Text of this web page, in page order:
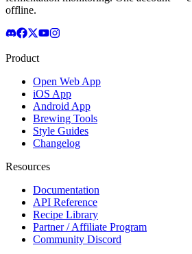
offline.
Product
Open Web App
iOS App
Android App
Brewing Tools
Style Guides
Changelog
Resources
Documentation
API Reference
Recipe Library
Partner / Affiliate Program
Community Discord